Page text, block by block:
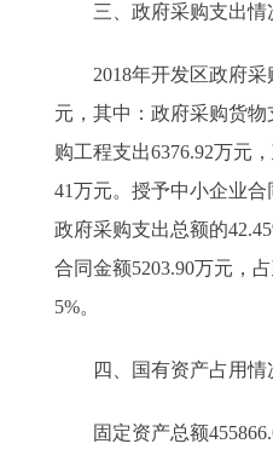
三、政府采购支出情
2018年开发区政府采
元，其中：政府采购货物
购工程支出6376.92万元
41万元。授予中小企业合
政府采购支出总额的
合同金额5203.90万元，
5%。
四、国有资产占用情
固定资产总额